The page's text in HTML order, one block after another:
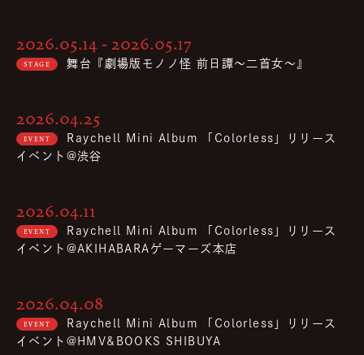
2026.05.14 - 2026.05.17
STAGE 舞台『劇場版モノノ怪 前日譚～二首女～』
2026.04.25
EVENT
Raychell Mini Album 「Colorless」リリース
イベント@渋谷
2026.04.11
EVENT
Raychell Mini Album 「Colorless」リリース
イベント@AKIHABARAゲーマーズ本店
2026.04.08
EVENT
Raychell Mini Album 「Colorless」リリース
イベント@HMV&BOOKS SHIBUYA